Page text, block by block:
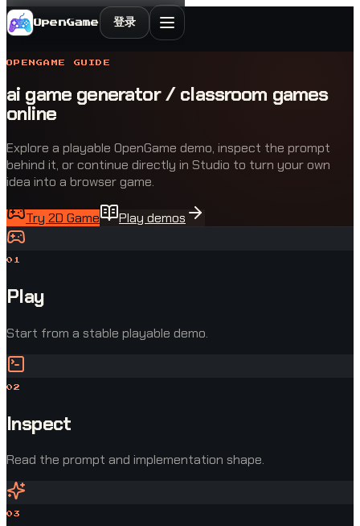
OpenGame 登录
OPENGAME GUIDE
ai game generator / classroom games
online
Explore a playable OpenGame demo, inspect the prompt
behind it, or continue directly in Studio to turn your own
idea into a browser game.
Try 2D Game Play demos
0 1
Play
Start from a stable playable demo.
02
Inspect
Read the prompt and implementation shape.
03